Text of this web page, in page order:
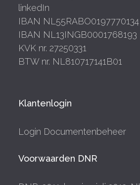
linkedIn
IBAN NL55RABO0197770134
IBAN NL13INGB0001768193
KVK nr. 27250331
BTW nr. NL810717141B01
Klantenlogin
Login Documentenbeheer
Voorwaarden DNR